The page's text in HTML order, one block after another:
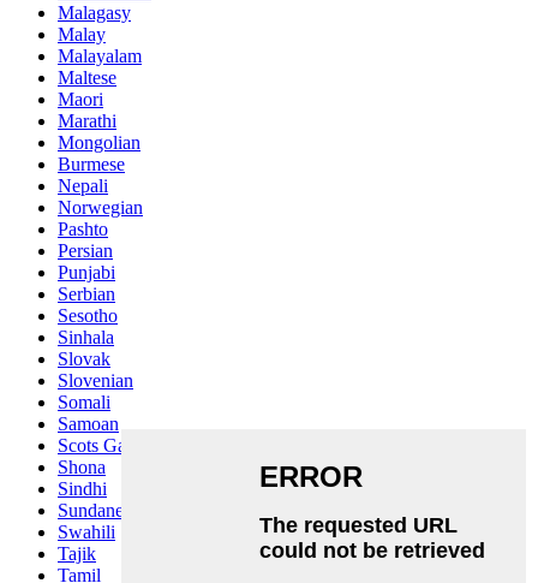
Malagasy
Malay
Malayalam
Maltese
Maori
Marathi
Mongolian
Burmese
Nepali
Norwegian
Pashto
Persian
Punjabi
Serbian
Sesotho
Sinhala
Slovak
Slovenian
Somali
Samoan
Scots Gaelic
Shona
Sindhi
Sundanese
Swahili
Tajik
Tamil